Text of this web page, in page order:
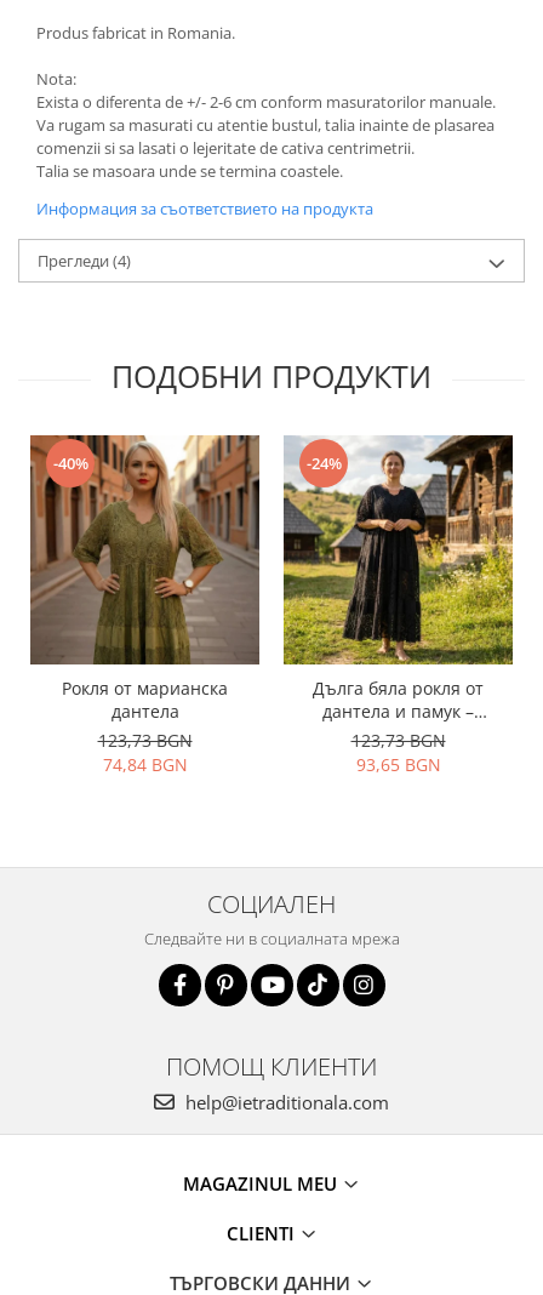
Produs fabricat in Romania.
Nota:
Exista o diferenta de +/- 2-6 cm conform masuratorilor manuale.
Va rugam sa masurati cu atentie bustul, talia inainte de plasarea
comenzii si sa lasati o lejeritate de cativa centrimetrii.
Talia se masoara unde se termina coastele.
Информация за съответствието на продукта
Прегледи (4)
ПОДОБНИ ПРОДУКТИ
-40%
Рокля от марианска
дантела
123,73 BGN
74,84 BGN
-24%
Дълга бяла рокля от
дантела и памук –
елегантен, ефирен модел
123,73 BGN
93,65 BGN
СОЦИАЛЕН
Следвайте ни в социалната мрежа
ПОМОЩ КЛИЕНТИ
help@ietraditionala.com
MAGAZINUL MEU
CLIENTI
ТЪРГОВСКИ ДАННИ